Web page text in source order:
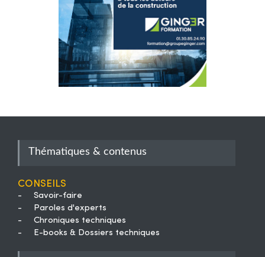
Thématiques & contenus
Conseils
-
Savoir-faire
-
Paroles d'experts
-
Chroniques techniques
-
E-books & Dossiers techniques